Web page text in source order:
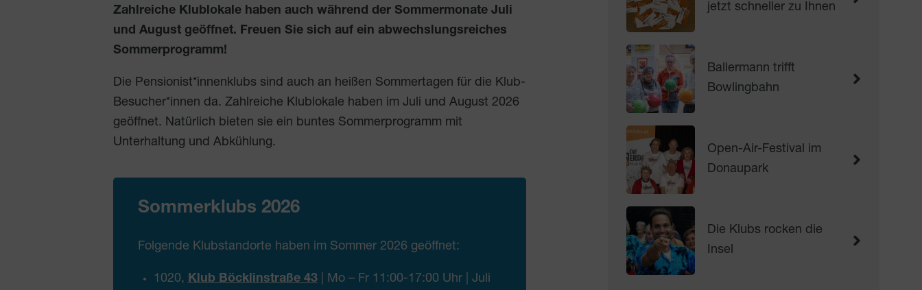
Zahlreiche Klublokale haben auch während der Sommermonate Juli
und August geöffnet. Freuen Sie sich auf ein abwechslungsreiches
Sommerprogramm!
Die Pensionist*innenklubs sind auch an heißen Sommertagen für die Klub-
Besucher*innen da. Zahlreiche Klublokale haben im Juli und August 2026
geöffnet. Natürlich bieten sie ein buntes Sommerprogramm mit
Unterhaltung und Abkühlung.
Sommerklubs 2026
Folgende Klubstandorte haben im Sommer 2026 geöffnet:
1020, Klub Böcklinstraße 43| Mo – Fr 11:00-17:00 Uhr | Juli
jetzt schneller zu Ihnen
Ballermann trifft
Bowlingbahn
Open-Air-Festival im
Donaupark
Die Klubs rocken die
Insel